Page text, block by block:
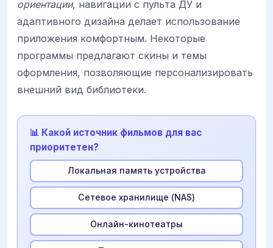
ориентации, навигации с пульта ДУ и
адаптивного дизайна делает использование
приложения комфортным. Некоторые
программы предлагают скины и темы
оформления, позволяющие персонализировать
внешний вид библиотеки.
📊 Какой источник фильмов для вас
приоритетен?
Локальная память устройства
Сетевое хранилище (NAS)
Онлайн-кинотеатры